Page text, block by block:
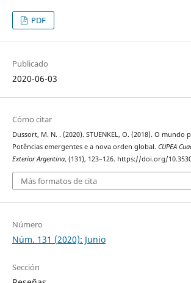
PDF
Publicado
2020-06-03
Cómo citar
Dussort, M. N. . (2020). STUENKEL, O. (2018). O mundo
Potências emergentes e a nova orden global. CUPEA
Exterior Argentina, (131), 123–126. https://doi.org/
Más formatos de cita
Número
Núm. 131 (2020): Junio
Sección